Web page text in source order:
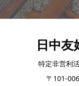
日中
特定非営利
〒101-